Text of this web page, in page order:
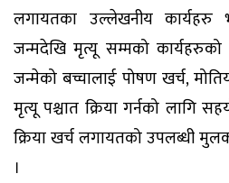
लगायतका उल्लेखनीय कार्यहरु
जन्मदेखि मृत्यू सम्मको कार्यहरुको
जन्मेको बच्चालाई पोषण खर्च,
मृत्यू पश्चात क्रिया गर्नको लागि
क्रिया खर्च लगायतको उपलब्धी
।